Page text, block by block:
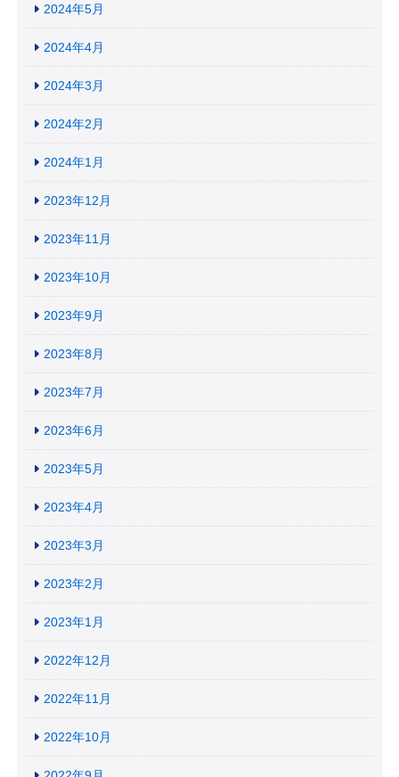
2024年5月
2024年4月
2024年3月
2024年2月
2024年1月
2023年12月
2023年11月
2023年10月
2023年9月
2023年8月
2023年7月
2023年6月
2023年5月
2023年4月
2023年3月
2023年2月
2023年1月
2022年12月
2022年11月
2022年10月